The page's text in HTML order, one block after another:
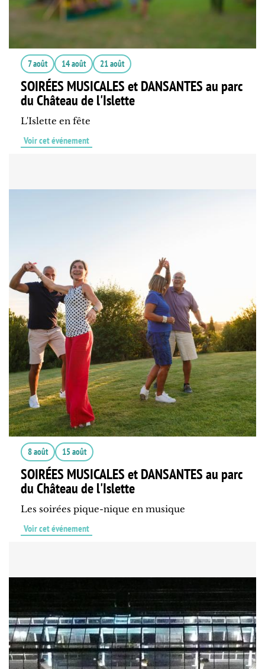
7 août 14 août 21 août
SOIRÉES MUSICALES et DANSANTES au parc
du Château de l'Islette
L'Islette en fête
Voir cet événement
8 août 15 août
SOIRÉES MUSICALES et DANSANTES au parc
du Château de l'Islette
Les soirées pique-nique en musique
Voir cet événement